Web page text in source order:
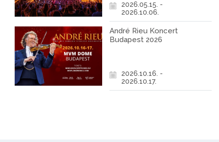
2026.05.15. -
2026.10.06.
André Rieu Koncert
Budapest 2026
2026.10.16. -
2026.10.17.